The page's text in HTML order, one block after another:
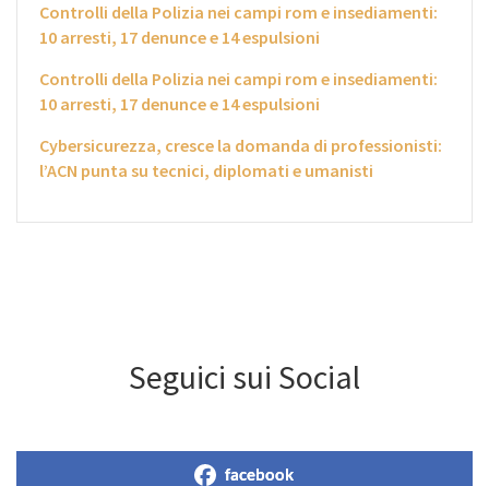
Controlli della Polizia nei campi rom e insediamenti:
10 arresti, 17 denunce e 14 espulsioni
Controlli della Polizia nei campi rom e insediamenti:
10 arresti, 17 denunce e 14 espulsioni
Cybersicurezza, cresce la domanda di professionisti:
l’ACN punta su tecnici, diplomati e umanisti
Seguici sui Social
facebook